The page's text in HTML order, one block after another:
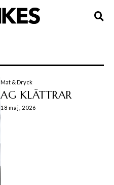
Mat & Dryck
AG KLÄTTRAR
18 maj, 2026